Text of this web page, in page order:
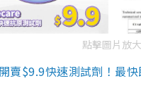
點擊圖片放大
賣$9.9快速測試劑！最